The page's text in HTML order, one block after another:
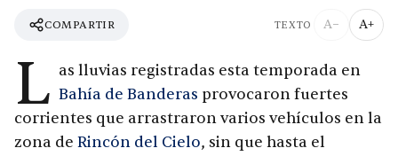
COMPARTIR TEXTO A− A+
L as lluvias registradas esta temporada en
Bahía de Banderas provocaron fuertes
corrientes que arrastraron varios vehículos en la
zona de Rincón del Cielo, sin que hasta el